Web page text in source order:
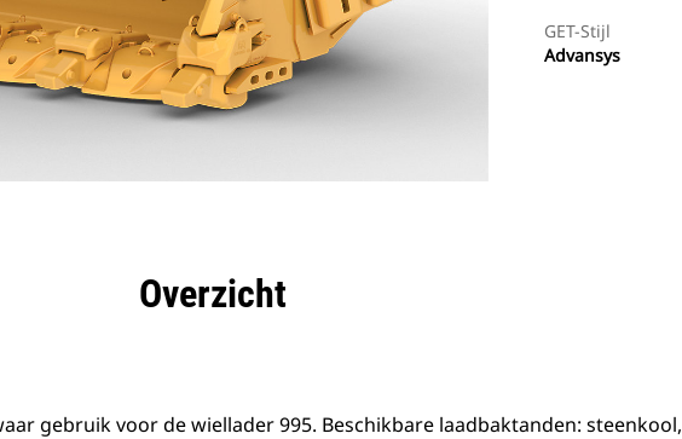
GET-Stijl
Advansys
Overzicht
gebruik voor de wiellader 995. Beschikbare laadbaktanden: steenkool,